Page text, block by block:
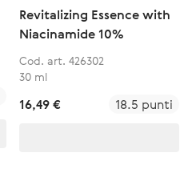
Revitalizing Essence with
Niacinamide 10%
Cod. art. 426302
30 ml
16,49 € 18.5 punti